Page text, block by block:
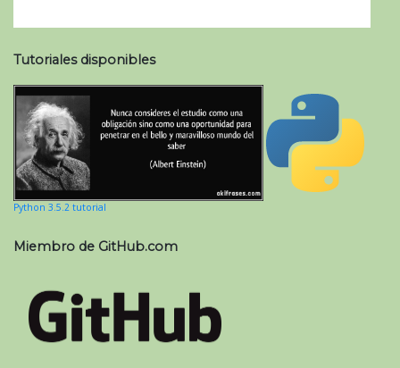
Tutoriales disponibles
Python 3.5.2 tutorial
Miembro de GitHub.com